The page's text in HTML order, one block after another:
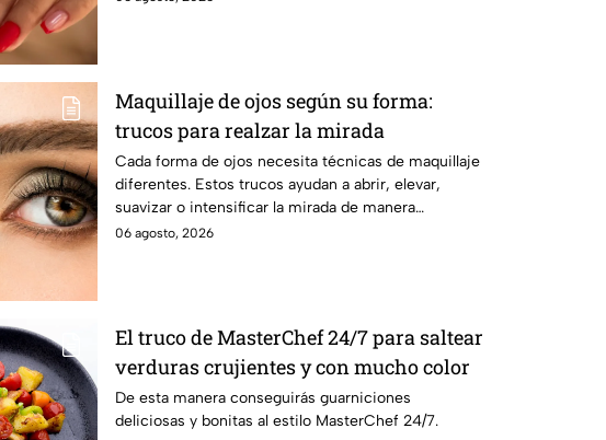
Maquillaje de ojos según su forma:
trucos para realzar la mirada
Cada forma de ojos necesita técnicas de maquillaje
diferentes. Estos trucos ayudan a abrir, elevar,
suavizar o intensificar la mirada de manera
favorecedora.
06 agosto, 2026
El truco de MasterChef 24/7 para saltear
verduras crujientes y con mucho color
De esta manera conseguirás guarniciones
deliciosas y bonitas al estilo MasterChef 24/7.